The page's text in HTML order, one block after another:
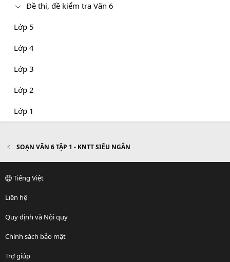
Đề thi, đề kiểm tra Văn 6
Lớp 5
Lớp 4
Lớp 3
Lớp 2
Lớp 1
SOẠN VĂN 6 TẬP 1 - KNTT SIÊU NGẮN
Tiếng Việt
Liên hệ
Quy định và Nội quy
Chính sách bảo mật
Trợ giúp